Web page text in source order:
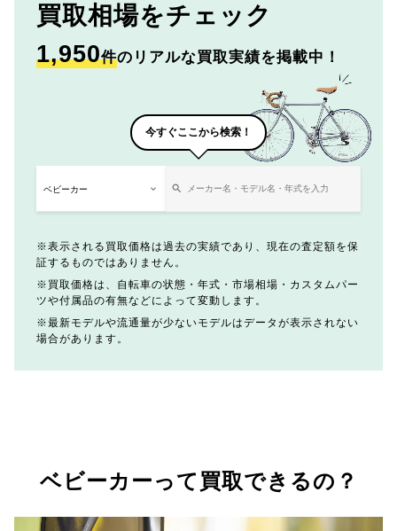
買取相場をチェック
1,950件のリアルな買取実績を掲載中！
今すぐここから検索！
表示される買取価格は過去の実績であり、現在の査定額を保
証するものではありません。
買取価格は、自転車の状態・年式・市場相場・カスタムパー
ツや付属品の有無などによって変動します。
最新モデルや流通量が少ないモデルはデータが表示されない
場合があります。
ベビーカーって買取できるの？